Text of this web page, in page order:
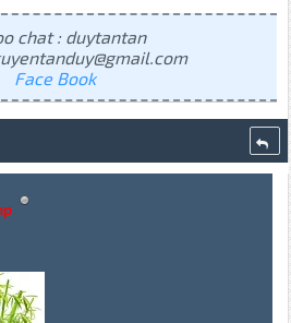
chat : duytantan
Face Book